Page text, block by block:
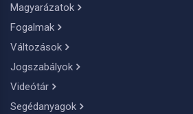
Magyarázatok
Fogalmak
Változások
Jogszabályok
Videótár
Segédanyagok